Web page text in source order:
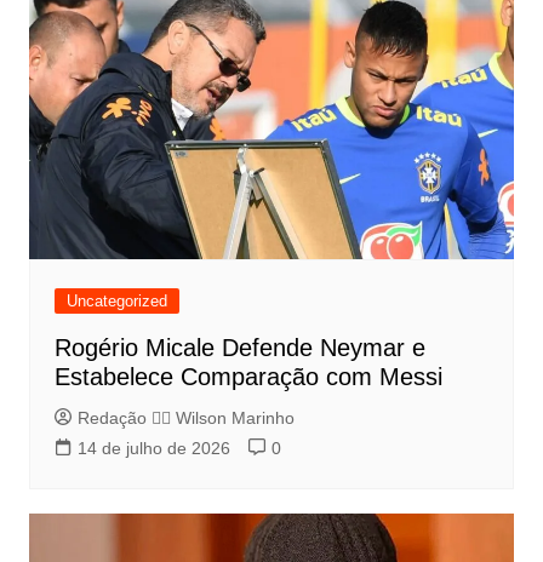
Uncategorized
Rogério Micale Defende Neymar e
Estabelece Comparação com Messi
Redação 👨‍⚖️​ Wilson Marinho
14 de julho de 2026
0